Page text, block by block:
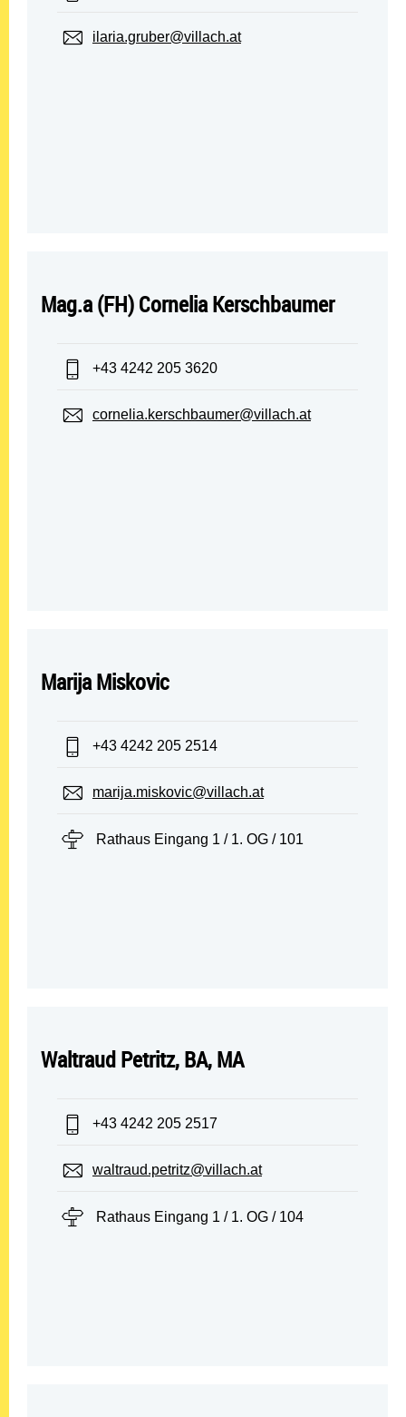
E-Mail:
ilaria.gruber@villach.at
Mag.a (FH) Cornelia Kerschbaumer
Telefon:
+43 4242 205 3620
E-Mail:
cornelia.kerschbaumer@villach.at
Marija Miskovic
Telefon:
+43 4242 205 2514
E-Mail:
marija.miskovic@villach.at
Standort:
Rathaus Eingang 1 / 1. OG / 101
Waltraud Petritz, BA, MA
Telefon:
+43 4242 205 2517
E-Mail:
waltraud.petritz@villach.at
Standort:
Rathaus Eingang 1 / 1. OG / 104